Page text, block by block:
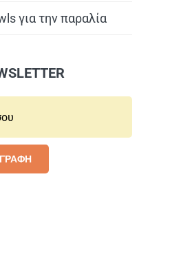
για την παραλία